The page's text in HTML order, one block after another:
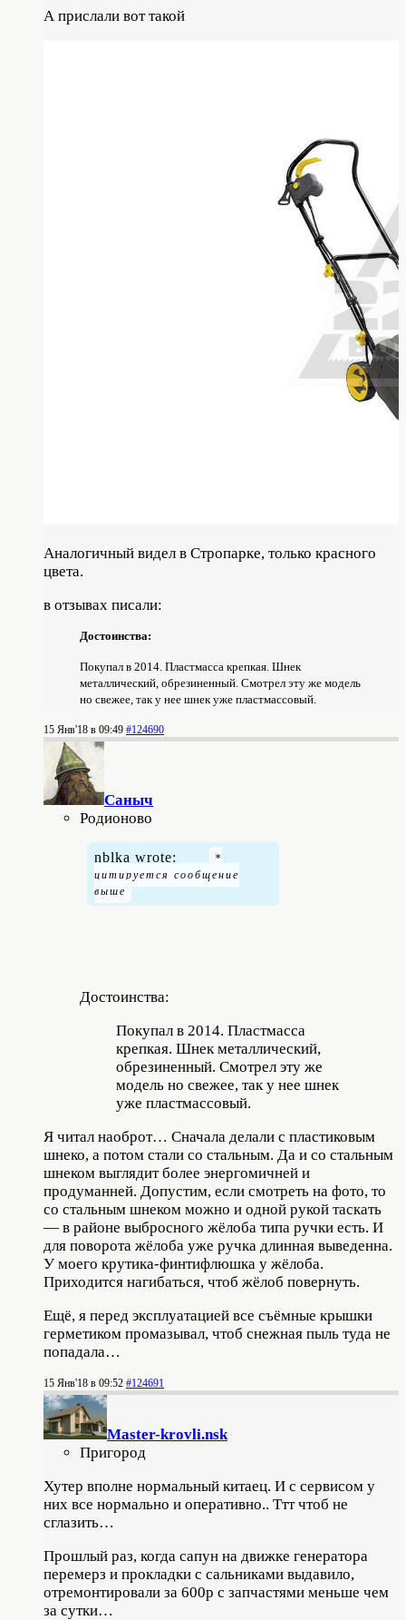
А прислали вот такой
Аналогичный видел в Стропарке, только красного
цвета.
в отзывах писали:
Достоинства:
Покупал в 2014. Пластмасса крепкая. Шнек
металлический, обрезиненный. Смотрел эту же модель
но свежее, так у нее шнек уже пластмассовый.
15 Янв'18 в 09:49 #124690
Саныч
Родионово
nblka wrote:
Достоинства:
Покупал в 2014. Пластмасса
крепкая. Шнек металлический,
обрезиненный. Смотрел эту же
модель но свежее, так у нее шнек
уже пластмассовый.
Я читал наоброт… Сначала делали с пластиковым
шнеко, а потом стали со стальным. Да и со стальным
шнеком выглядит более энергомичней и
продуманней. Допустим, если смотреть на фото, то
со стальным шнеком можно и одной рукой таскать
— в районе выбросного жёлоба типа ручки есть. И
для поворота жёлоба уже ручка длинная выведенна.
У моего крутика-финтифлюшка у жёлоба.
Приходится нагибаться, чтоб жёлоб повернуть.
Ещё, я перед эксплуатацией все съёмные крышки
герметиком промазывал, чтоб снежная пыль туда не
попадала…
15 Янв'18 в 09:52 #124691
Master-krovli.nsk
Пригород
Хутер вполне нормальный китаец. И с сервисом у
них все нормально и оперативно.. Ттт чтоб не
сглазить…
Прошлый раз, когда сапун на движке генератора
перемерз и прокладки с сальниками выдавило,
отремонтировали за 600р с запчастями меньше чем
за сутки…